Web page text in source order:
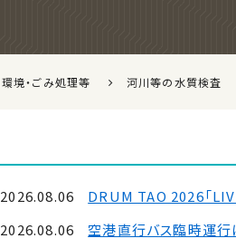
環境・ごみ処理等 河川等の水質検査
2026.08.06 DRUM TAO 2026「
2026.08.06 空港直行バス臨時運行